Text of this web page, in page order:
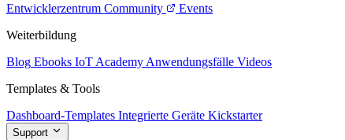
Entwicklerzentrum Community
Events
Weiterbildung
Blog Ebooks IoT Academy Anwendungsfälle Videos
Templates & Tools
Dashboard-Templates Integrierte Geräte Kickstarter
Support